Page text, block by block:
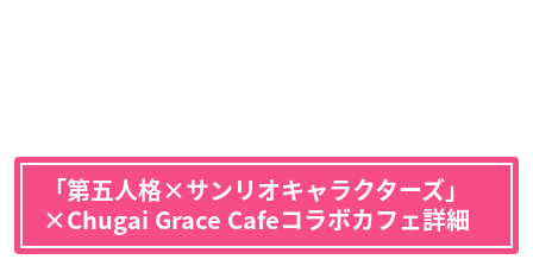
「第五人格×サンリオキャラクターズ」
×Chugai Grace Cafeコラボカフェ詳細